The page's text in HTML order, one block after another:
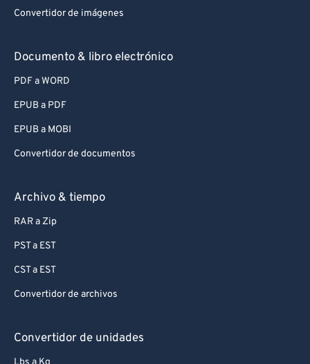
Convertidor de imágenes
Documento & libro electrónico
PDF a WORD
EPUB a PDF
EPUB a MOBI
Convertidor de documentos
Archivo & tiempo
RAR a Zip
PST a EST
CST a EST
Convertidor de archivos
Convertidor de unidades